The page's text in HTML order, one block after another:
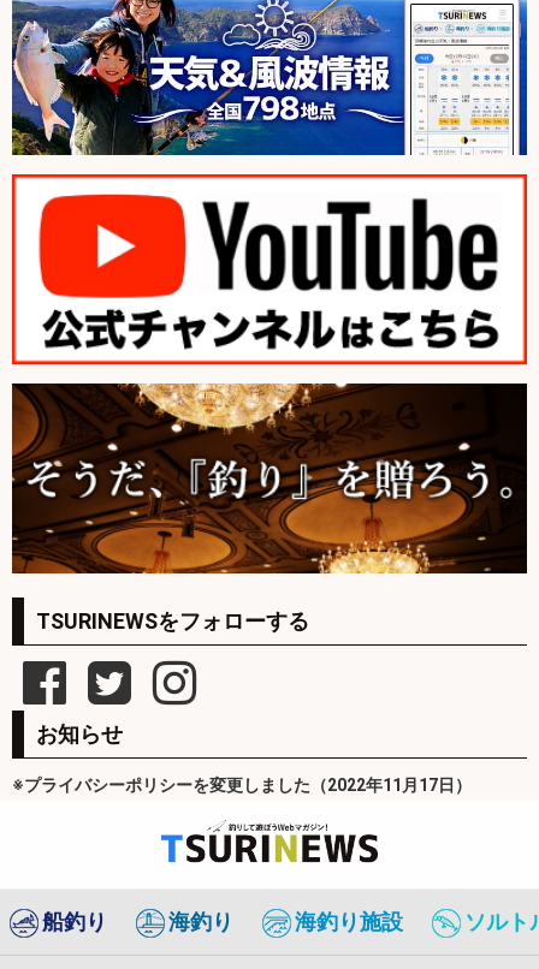
TSURINEWSをフォローする
お知らせ
※プライバシーポリシーを変更しました（2022年11月17日）
船釣り 海釣り 海釣り施設 ソルト